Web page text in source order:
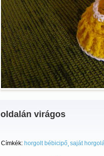
oldalán virágos
Címkék: horgolt bébicipő saját